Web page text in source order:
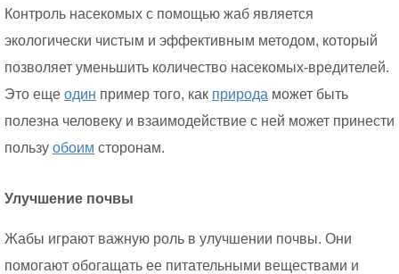
Контроль насекомых с помощью жаб является
экологически чистым и эффективным методом, который
позволяет уменьшить количество насекомых-вредителей.
Это еще один пример того, как природа может быть
полезна человеку и взаимодействие с ней может принести
пользу обоим сторонам.
Улучшение почвы
Жабы играют важную роль в улучшении почвы. Они
помогают обогащать ее питательными веществами и